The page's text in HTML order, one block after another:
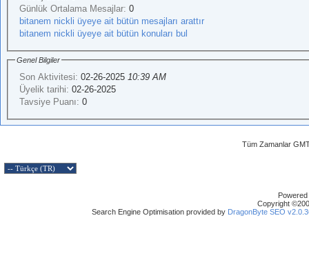
Günlük Ortalama Mesajlar: 0
bitanem nickli üyeye ait bütün mesajları arattır
bitanem nickli üyeye ait bütün konuları bul
Genel Bilgiler
Son Aktivitesi: 02-26-2025 10:39 AM
Üyelik tarihi: 02-26-2025
Tavsiye Puanı: 0
Tüm Zamanlar
Copyright
Search Engine Optimisation provided by DragonByte SEO